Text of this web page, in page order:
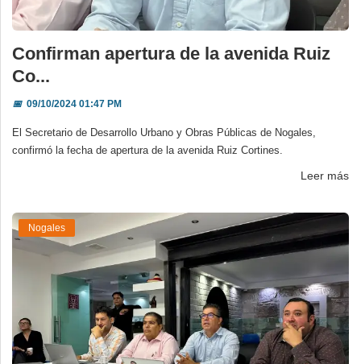
Confirman apertura de la avenida Ruiz
Co...
📅09/10/2024 01:47 PM
El Secretario de Desarrollo Urbano y Obras Públicas de Nogales,
confirmó la fecha de apertura de la avenida Ruiz Cortines.
Leer más
Nogales